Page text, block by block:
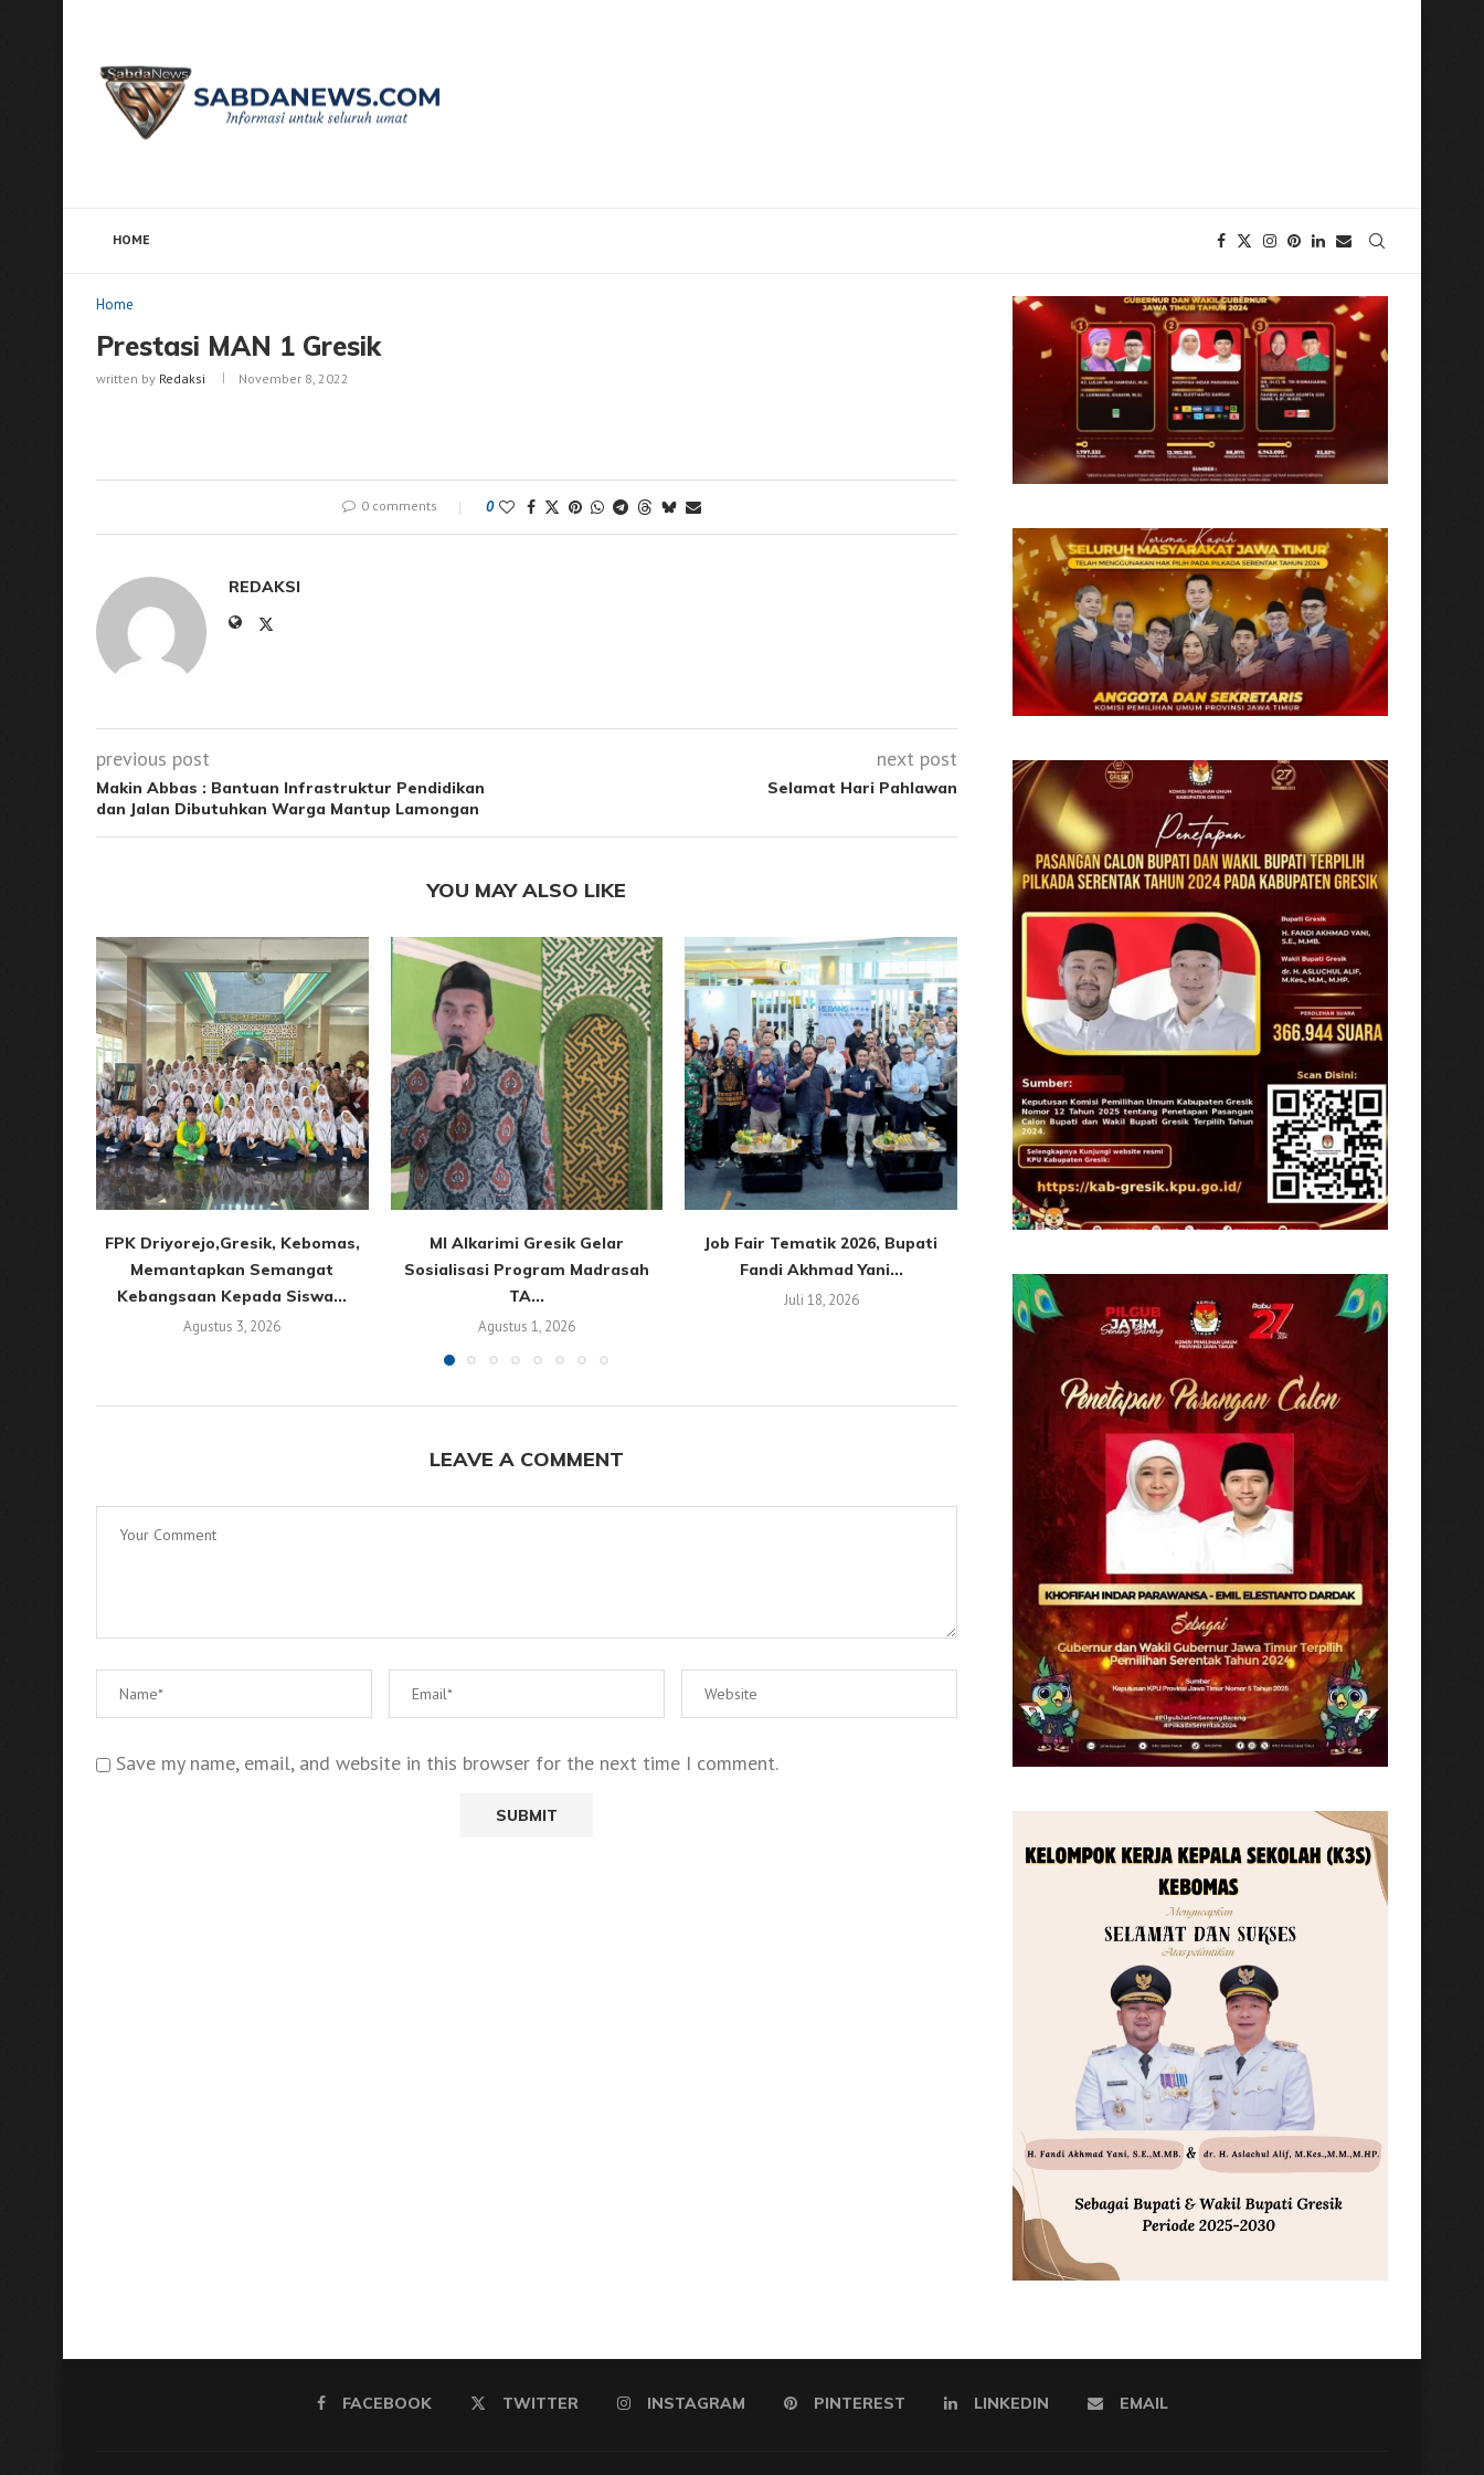
HOME
Home
Prestasi MAN 1 Gresik
written by Redaksi November 8, 2022
0 comments 0
REDAKSI
previous post
Makin Abbas : Bantuan Infrastruktur Pendidikan
dan Jalan Dibutuhkan Warga Mantup Lamongan
next post
Selamat Hari Pahlawan
YOU MAY ALSO LIKE
FPK Driyorejo,Gresik, Kebomas,
Memantapkan Semangat
Kebangsaan Kepada Siswa...
Agustus 3, 2026
MI Alkarimi Gresik Gelar
Sosialisasi Program Madrasah
TA...
Agustus 1, 2026
Job Fair Tematik 2026, Bupati
Fandi Akhmad Yani...
Juli 18, 2026
Mahasiswa KKN Universitas...
Juli 6, 2026
Program DAK
Juli 1, 2026
LEAVE A COMMENT
Save my name, email, and website in this browser for the next time I comment.
FACEBOOK TWITTER INSTAGRAM PINTEREST LINKEDIN EMAIL